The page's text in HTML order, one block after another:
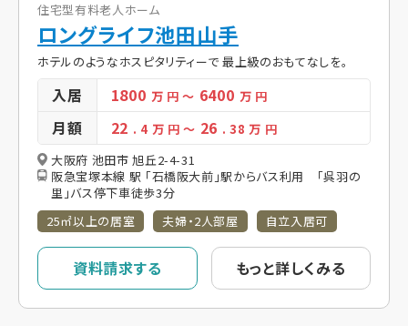
住宅型有料老人ホーム
ロングライフ池田山手
ホテルのようなホスピタリティーで 最上級のおもてなしを。
入居 1800 万 円～ 6400 万 円
月額 22 . 4 万 円～ 26 . 38万 円
大阪府 池田市 旭丘2-4-31
阪急宝塚本線 駅 「石橋阪大前」駅からバス利用 「呉羽の
里」バス停下車徒歩3分
25㎡以上の居室
夫婦・2人部屋 自立入居可
資料請求する もっと詳しくみる